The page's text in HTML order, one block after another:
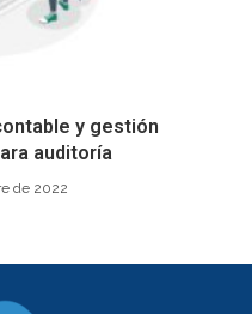
y gestión
auditoría
de 2022